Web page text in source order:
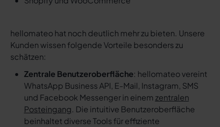
hellomateo hat noch deutlich mehr zu bieten. Unsere
Kunden wissen folgende Vorteile besonders zu
schätzen:
Zentrale Benutzeroberfläche: hellomateo vereint
WhatsApp Business API, E-Mail, Instagram, SMS
und Facebook Messenger in einem zentralen
Posteingang. Die intuitive Benutzeroberfläche
beinhaltet diverse Tools für effiziente